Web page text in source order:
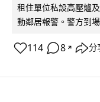
租住單位私設高壓爐
動鄰居報警。警方到
114 8 ↗ 分